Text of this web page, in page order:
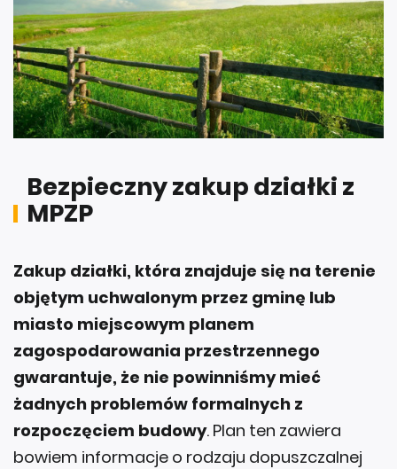
Bezpieczny zakup działki z
MPZP
Zakup działki, która znajduje się na terenie
objętym uchwalonym przez gminę lub
miasto miejscowym planem
zagospodarowania przestrzennego
gwarantuje, że nie powinniśmy mieć
żadnych problemów formalnych z
rozpoczęciem budowy. Plan ten zawiera
bowiem informacje o rodzaju dopuszczalnej